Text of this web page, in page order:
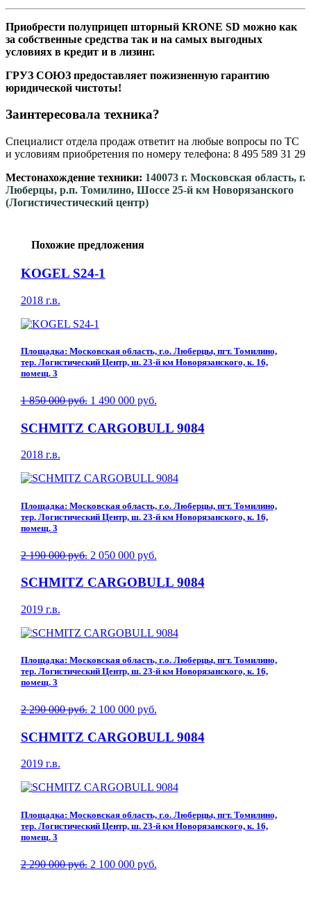
Приобрести полуприцеп шторный KRONE SD можно как
за собственные средства так и на самых выгодных
условиях в кредит и в лизинг.
ГРУЗ СОЮЗ предоставляет пожизненную гарантию
юридической чистоты!
Заинтересовала техника?
Специалист отдела продаж ответит на любые вопросы по ТС
и условиям приобретения по номеру телефона: 8 495 589 31 29
Местонахождение техники: 140073 г. Московская область, г.
Люберцы, р.п. Томилино, Шоссе 25-й км Новорязанского
(Логистичестический центр)
Похожие предложения
KOGEL S24-1
2018 г.в.
Площадка: Московская область, г.о. Люберцы, пгт. Томилино,
тер. Логистический Центр, ш. 23-й км Новорязанского, к. 16,
помещ. 3
1 850 000 руб. 1 490 000 руб.
SCHMITZ CARGOBULL 9084
2018 г.в.
Площадка: Московская область, г.о. Люберцы, пгт. Томилино,
тер. Логистический Центр, ш. 23-й км Новорязанского, к. 16,
помещ. 3
2 190 000 руб. 2 050 000 руб.
SCHMITZ CARGOBULL 9084
2019 г.в.
Площадка: Московская область, г.о. Люберцы, пгт. Томилино,
тер. Логистический Центр, ш. 23-й км Новорязанского, к. 16,
помещ. 3
2 290 000 руб. 2 100 000 руб.
SCHMITZ CARGOBULL 9084
2019 г.в.
Площадка: Московская область, г.о. Люберцы, пгт. Томилино,
тер. Логистический Центр, ш. 23-й км Новорязанского, к. 16,
помещ. 3
2 290 000 руб. 2 100 000 руб.